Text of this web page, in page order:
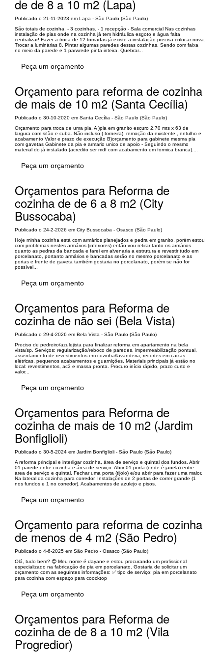
de de 8 a 10 m2 (Lapa)
Publicado o 21-11-2023 em Lapa - São Paulo (São Paulo)
São totais de cozinha. - 3 cozinhas. - 1 recepção - Sala comercial Nas cozinhas
instalação de pias onde na cozinha já tem hidráulica esgoto e água falta
centralizar! Fazer a troca de 12 tomadas já existe a instalação precisa colocar nova.
Trocar a luminárias 8. Pintar algumas paredes destas cozinhas. Sendo com faixa
no meio da parede e 1 parwrede pinta inteira. Quebrar...
Peça um orçamento
Orçamento para reforma de cozinha
de mais de 10 m2 (Santa Cecília)
Publicado o 30-10-2020 em Santa Cecília - São Paulo (São Paulo)
Orçamento para troca de uma pia. A )pia em granito escuro 2.70 mts x 63 de
largura com sifão e cuba. Não incluso ( torneira), remoção da existente , entulho e
acabamento Valor e prazo de execução B)orçamento para gabinete mesma pia
com gavetas Gabinete da pia e armario unico de apoio - Seguindo o mesmo
material do já instalado (acredito ser mdf com acabamento em formica branca)....
Peça um orçamento
Orçamentos para Reforma de
cozinha de de 6 a 8 m2 (City
Bussocaba)
Publicado o 24-2-2026 em City Bussocaba - Osasco (São Paulo)
Hoje minha cozinha está com armários planejados e pedra em granito, porém estou
com problemas nestes armários (inferiores) então vou retirar tanto os armários
quanto as pedras da bancada e farei em alvenaria a estrutura e revestir tudo em
porcelanato, portanto armários e bancadas serão no mesmo porcelanato e as
portas e frente de gaveta também gostaria no porcelanato, porém se não for
possível...
Peça um orçamento
Orçamentos para Reforma de
cozinha de não sei (Bela Vista)
Publicado o 29-4-2026 em Bela Vista - São Paulo (São Paulo)
Preciso de pedreiro/azulejista para finalizar reforma em apartamento na bela
vista/sp. Serviços: regularização/reboco de paredes, impermeabilização pontual,
assentamento de revestimentos em cozinha/lavanderia, recortes em caixas
elétricas, pequenos acabamentos e guarnições. Materiais principais já estão no
local: revestimentos, ac3 e massa pronta. Procuro início rápido, prazo curto e
valor...
Peça um orçamento
Orçamentos para Reforma de
cozinha de mais de 10 m2 (Jardim
Bonfiglioli)
Publicado o 30-5-2024 em Jardim Bonfiglioli - São Paulo (São Paulo)
A reforma principal e interligar cozinha, área de serviço e quintal dos fundos. Abrir
01 parede entre cozinha e área de serviço. Abrir 01 porta (onde é janela) entre
área de serviço e quintal. Fechar uma porta (tijolo) e/ou abrir para fazer uma maior.
Na lateral da cozinha para corredor. Instalações de 2 portas de correr grande (1
nos fundos e 1 no corredor). Acabamentos de azulejo e pisos.
Peça um orçamento
Orçamento para reforma de cozinha
de menos de 4 m2 (São Pedro)
Publicado o 4-6-2025 em São Pedro - Osasco (São Paulo)
Olá, tudo bem? 😊 Meu nome é dayane e estou procurando um profissional
especializado na fabricação de pia em porcelanato. Gostaria de solicitar um
orçamento com as seguintes informações: ✅ tipo de serviço: pia em porcelanato
para cozinha com espaço para coocktop
Peça um orçamento
Orçamentos para Reforma de
cozinha de de 8 a 10 m2 (Vila
Progredior)